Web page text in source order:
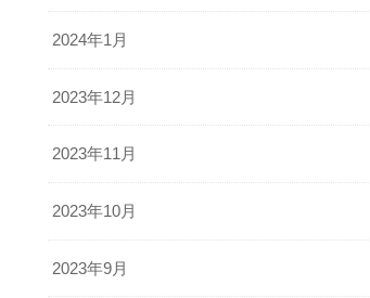
2024年1月
2023年12月
2023年11月
2023年10月
2023年9月